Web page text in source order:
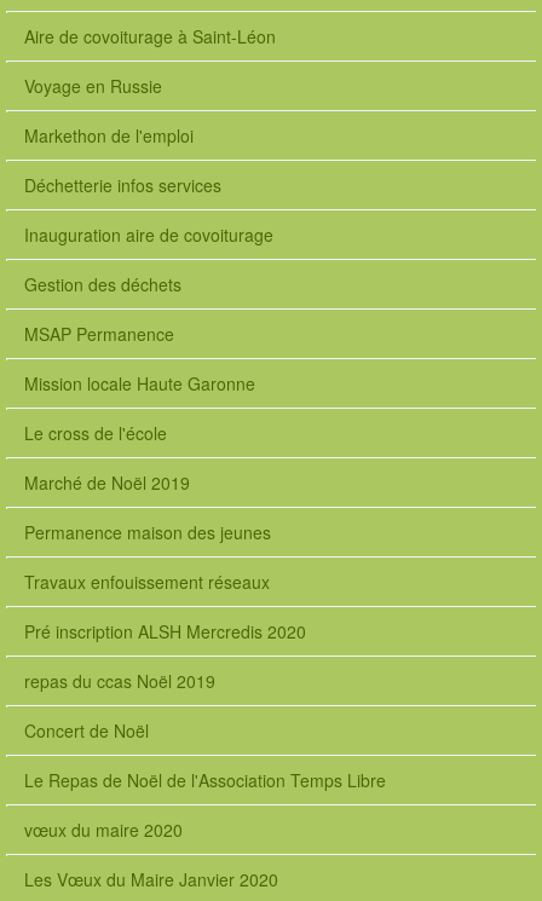
Aire de covoiturage à Saint-Léon
Voyage en Russie
Markethon de l'emploi
Déchetterie infos services
Inauguration aire de covoiturage
Gestion des déchets
MSAP Permanence
Mission locale Haute Garonne
Le cross de l'école
Marché de Noël 2019
Permanence maison des jeunes
Travaux enfouissement réseaux
Pré inscription ALSH Mercredis 2020
repas du ccas Noël 2019
Concert de Noël
Le Repas de Noël de l'Association Temps Libre
vœux du maire 2020
Les Vœux du Maire Janvier 2020